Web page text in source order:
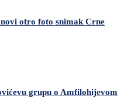
otro foto snimak Crne
grupu o Amfilohijevom